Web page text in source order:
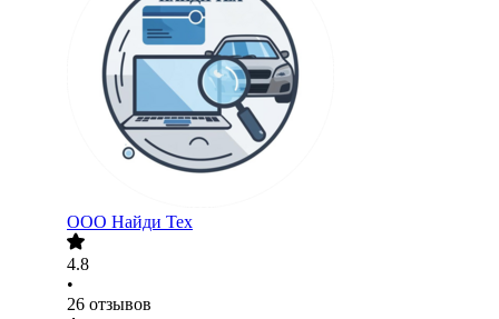
ООО Найди Тех
4.8
•
26 отзывов